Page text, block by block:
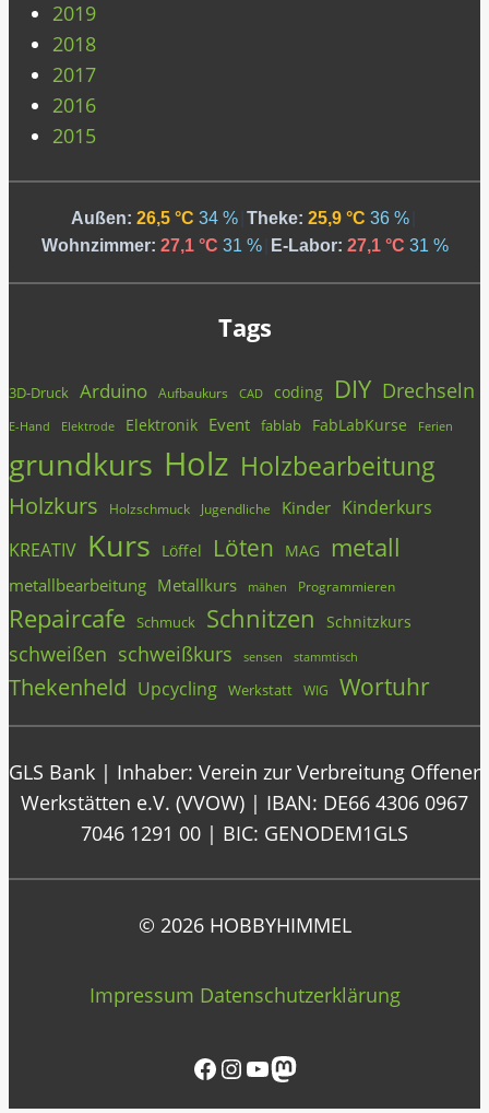
2019
2018
2017
2016
2015
Außen: 26,5 °C 34 % Theke: 25,9 °C 36 %
Wohnzimmer: 27,1 °C 31 % E-Labor: 27,1 °C 31 %
Tags
3D-Druck Arduino Aufbaukurs CAD coding DIY Drechseln
E-Hand Elektrode Elektronik Event fablab FabLabKurse Ferien
grundkurs Holz Holzbearbeitung
Holzkurs Holzschmuck Jugendliche Kinder Kinderkurs
KREATIV Kurs Löffel Löten MAG metall
metallbearbeitung Metallkurs mähen Programmieren
Repaircafe Schmuck Schnitzen Schnitzkurs
schweißen schweißkurs sensen stammtisch
Thekenheld Upcycling Werkstatt WIG Wortuhr
GLS Bank | Inhaber: Verein zur Verbreitung Offener
Werkstätten e.V. (VVOW) | IBAN: DE66 4306 0967
7046 1291 00 | BIC: GENODEM1GLS
© 2026 HOBBYHIMMEL
Impressum Datenschutzerklärung
Facebook InstagramYouTube Mastodon